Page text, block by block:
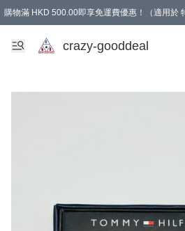
購物滿 HKD 500.00即享免運費優惠！（適用於
成為會員可享免費禮品
crazy-gooddeal